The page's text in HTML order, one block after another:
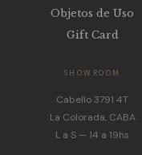
Objetos de Uso
Gift Card
SHOWROOM
Cabello 3791 4T
La Colorada, CABA
L a S — 14 a 19hs